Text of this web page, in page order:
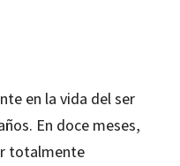
en la vida del ser
En doce meses,
totalmente